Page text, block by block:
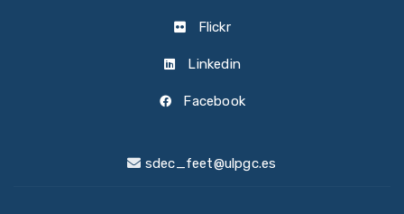
Flickr
Linkedin
Facebook
sdec_feet@ulpgc.es